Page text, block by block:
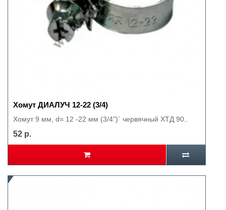
Хомут ДИАЛУЧ 12-22 (3/4)
Хомут 9 мм, d= 12 -22 мм (3/4")` червячный ХТД 90..
52 р.